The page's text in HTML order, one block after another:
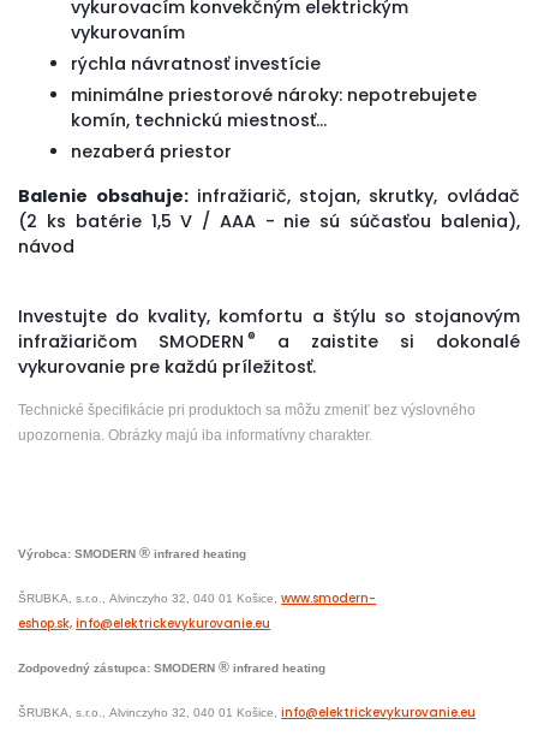
vykurovacím konvekčným elektrickým
vykurovaním
rýchla návratnosť investície
minimálne priestorové nároky: nepotrebujete
komín, technickú miestnosť...
nezaberá priestor
Balenie obsahuje:infražiarič, stojan, skrutky, ovládač
(2 ks batérie 1,5 V / AAA - nie sú súčasťou balenia),
návod
Investujte do kvality, komfortu a štýlu so stojanovým
infražiaričom SMODERN ®
a zaistite si dokonalé
vykurovanie pre každú príležitosť.
Technické špecifikácie pri produktoch sa môžu zmeniť bez výslovného
upozornenia. Obrázky majú iba informatívny charakter.
Výrobca: SMODERN ®infrared heating
ŠRUBKA, s.r.o.,Alvinczyho 32,040 01 Košice,www.smodern-
eshop.sk, info@elektrickevykurovanie.eu
Zodpovedný zástupca: SMODERN ®infrared heating
ŠRUBKA, s.r.o.,Alvinczyho 32,040 01 Košice, info@elektrickevykurovanie.eu